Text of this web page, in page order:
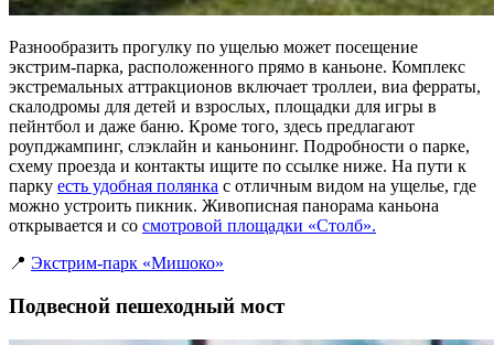
Разнообразить прогулку по ущелью может посещение
экстрим-парка, расположенного прямо в каньоне. Комплекс
экстремальных аттракционов включает троллеи, виа ферраты,
скалодромы для детей и взрослых, площадки для игры в
пейнтбол и даже баню. Кроме того, здесь предлагают
роупджампинг, слэклайн и каньонинг. Подробности о парке,
схему проезда и контакты ищите по ссылке ниже. На пути к
парку есть удобная полянка с отличным видом на ущелье, где
можно устроить пикник. Живописная панорама каньона
открывается и со смотровой площадки «Столб».
📍 Экстрим-парк «Мишоко»
Подвесной пешеходный мост